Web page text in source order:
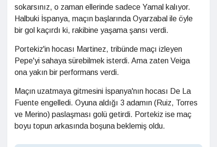
sokarsınız, o zaman ellerinde sadece Yamal kalıyor.
Halbuki İspanya, maçın başlarında Oyarzabal ile öyle
bir gol kaçırdı ki, rakibine yaşama şansı verdi.
Portekiz'in hocası Martinez, tribünde maçı izleyen
Pepe'yi sahaya sürebilmek isterdi. Ama zaten Veiga
ona yakın bir performans verdi.
Maçın uzatmaya gitmesini İspanya'nın hocası De La
Fuente engelledi. Oyuna aldığı 3 adamın (Ruiz, Torres
ve Merino) paslaşması golü getirdi. Portekiz ise maç
boyu topun arkasında boşuna beklemiş oldu.